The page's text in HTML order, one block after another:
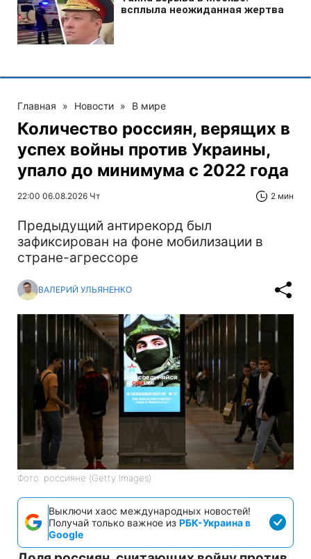
Главная » Новости » В мире
Количество россиян, верящих в
успех войны против Украины,
упало до минимума с 2022 года
22:00 06.08.2026 Чт 2 мин
Предыдущий антирекорд был
зафиксирован на фоне мобилизации в
стране-агрессоре
ВАЛЕРИЙ УЛЬЯНЕНКО
Фото: россияне (Getty Images)
Выключи хаос международных новостей!
Получай только важное из РБК-Украина в
Google